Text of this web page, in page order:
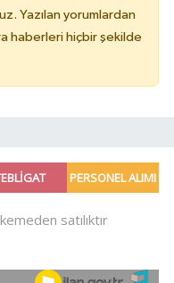
Yazılan yorumlardan
haberleri hiçbir şekilde